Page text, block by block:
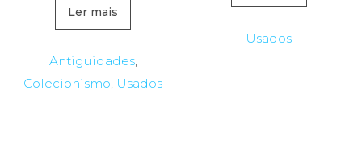
Ler mais
Antiguidades,
Colecionismo, Usados
era:
Usados